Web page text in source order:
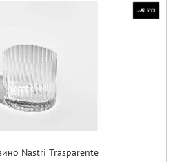
Nastri Trasparente